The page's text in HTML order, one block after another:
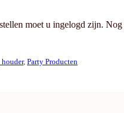
moet u ingelogd zijn. Nog
houder, Party Producten